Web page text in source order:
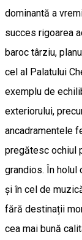
dominantă a
succes rigoarea
baroc târziu,
cel al Palatului
exemplu de
exteriorului,
ancadramentele
pregătesc ochiul
grandios. În holul
și în cel de
fără destinații
cea mai bună